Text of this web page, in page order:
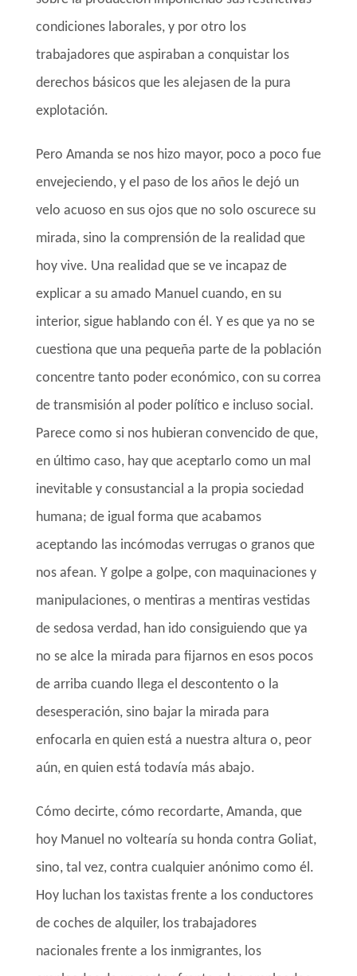
condiciones laborales, y por otro los
trabajadores que aspiraban a conquistar los
derechos básicos que les alejasen de la pura
explotación.
Pero Amanda se nos hizo mayor, poco a poco fue
envejeciendo, y el paso de los años le dejó un
velo acuoso en sus ojos que no solo oscurece su
mirada, sino la comprensión de la realidad que
hoy vive. Una realidad que se ve incapaz de
explicar a su amado Manuel cuando, en su
interior, sigue hablando con él. Y es que ya no se
cuestiona que una pequeña parte de la población
concentre tanto poder económico, con su correa
de transmisión al poder político e incluso social.
Parece como si nos hubieran convencido de que,
en último caso, hay que aceptarlo como un mal
inevitable y consustancial a la propia sociedad
humana; de igual forma que acabamos
aceptando las incómodas verrugas o granos que
nos afean. Y golpe a golpe, con maquinaciones y
manipulaciones, o mentiras a mentiras vestidas
de sedosa verdad, han ido consiguiendo que ya
no se alce la mirada para fijarnos en esos pocos
de arriba cuando llega el descontento o la
desesperación, sino bajar la mirada para
enfocarla en quien está a nuestra altura o, peor
aún, en quien está todavía más abajo.
Cómo decirte, cómo recordarte, Amanda, que
hoy Manuel no voltearía su honda contra Goliat,
sino, tal vez, contra cualquier anónimo como él.
Hoy luchan los taxistas frente a los conductores
de coches de alquiler, los trabajadores
nacionales frente a los inmigrantes, los